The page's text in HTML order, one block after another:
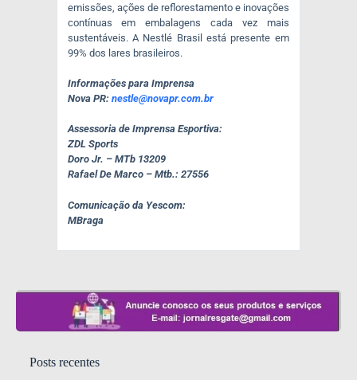
emissões, ações de reflorestamento e inovações
contínuas em embalagens cada vez mais
sustentáveis. A Nestlé Brasil está presente em
99% dos lares brasileiros.
Informações para Imprensa
Nova PR: nestle@novapr.com.br
Assessoria de Imprensa Esportiva:
ZDL Sports
Doro Jr. – MTb 13209
Rafael De Marco – Mtb.: 27556
Comunicação da Yescom:
MBraga
Posts recentes